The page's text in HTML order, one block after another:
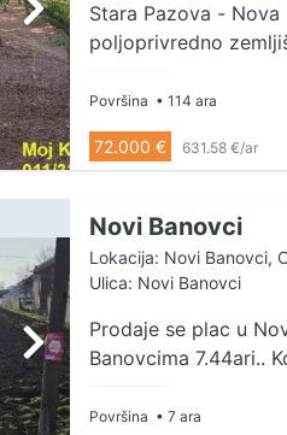
Stara Pazova - Nova
poljoprivredno
poljoprivredno
lešnika sa 550
rodu (16 godina stara).
placu i
kap. Izuzetna prilika za mlade
ljude! Uknjiženo na 114.13 ari.
Verica Simović 060/
(licenca br. 2280)
Površina • 114 ara
72.000 € 631.58 €/ar
Novi Banovci
Lokacija: Novi Banovci,
Ulica: Novi Banovci
Prodaje se plac u
Banovcima 7.44ari..
Površina • 7 ara